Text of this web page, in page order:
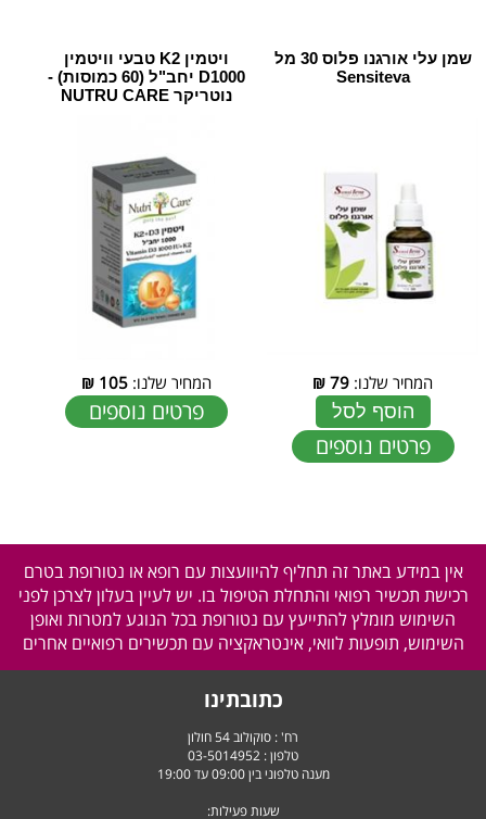
שמן עלי אורגנו פלוס 30 מל
Sensiteva
המחיר שלנו: 79
₪
הוסף לסל
פרטים נוספים
ויטמין K2 טבעי וויטמין
D1000 יחב"ל (60 כמוסות) -
נוטריקר NUTRU CARE
המחיר שלנו:105
₪
פרטים נוספים
אין במידע באתר זה תחליף להיוועצות עם רופא או נטורופת בטרם
רכישת תכשיר רפואי והתחלת הטיפול בו. יש לעיין בעלון לצרכן לפני
השימוש מומלץ להתייעץ עם נטורופת בכל הנוגע למטרות ואופן
השימוש, תופעות לוואי, אינטראקציה עם תכשירים רפואיים אחרים
כתובתינו
רח' : סוקולוב 54 חולון
טלפון : 03-5014952
מענה טלפוני בין 09:00 עד 19:00
שעות פעילות: